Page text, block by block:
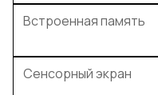
Встроенная память
Сенсорный экран